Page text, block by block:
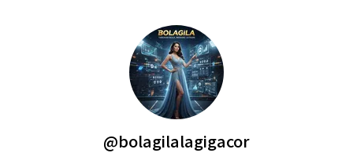
@bolagilalagigacor